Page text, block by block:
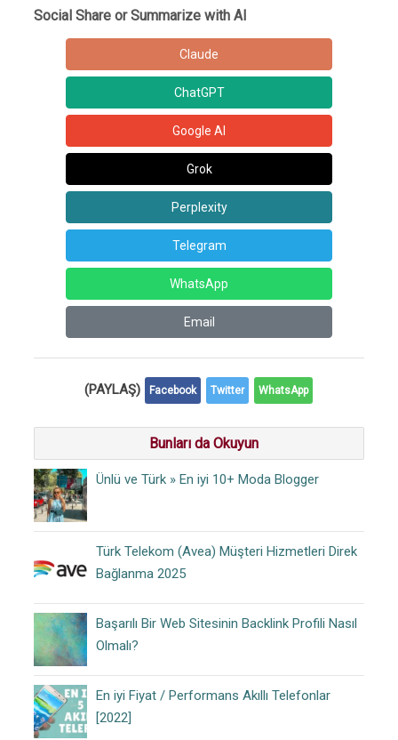
Social Share or Summarize with AI
Claude
ChatGPT
Google AI
Grok
Perplexity
Telegram
WhatsApp
Email
(PAYLAŞ) Facebook Twitter WhatsApp
Bunları da Okuyun
Ünlü ve Türk » En iyi 10+ Moda Blogger
Türk Telekom (Avea) Müşteri Hizmetleri Direk
Bağlanma 2025
Başarılı Bir Web Sitesinin Backlink Profili Nasıl
Olmalı?
En iyi Fiyat / Performans Akıllı Telefonlar
[2022]